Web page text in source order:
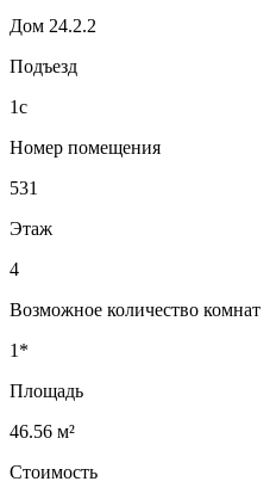
Дом 24.2.2
Подъезд
1с
Номер помещения
531
Этаж
4
Возможное количество комнат
1*
Площадь
46.56 м²
Стоимость